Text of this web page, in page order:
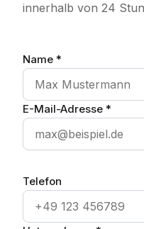
innerhalb von 24
Name *
E-Mail-Adresse *
Telefon